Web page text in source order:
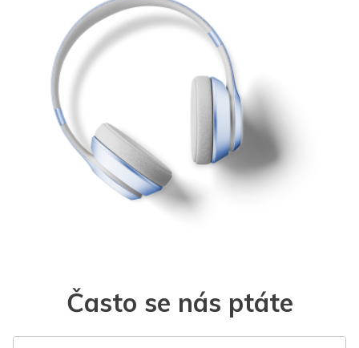
Často se nás ptáte